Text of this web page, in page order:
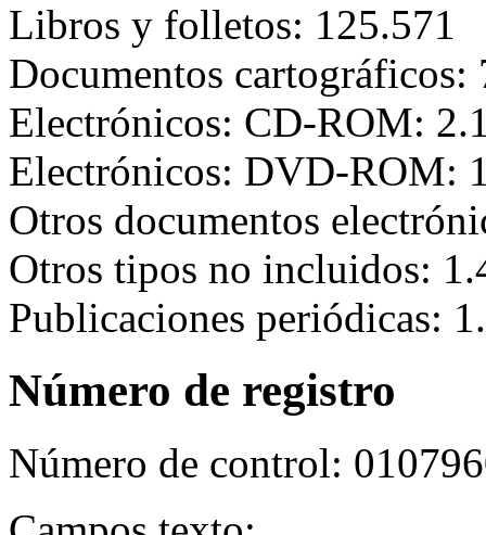
Libros y folletos: 125.571
Documentos cartográficos:
Electrónicos: CD-ROM:
Electrónicos: DVD-ROM:
Otros documentos
Otros tipos no incluidos:
Publicaciones periódicas:
Número de registro
Número de control: